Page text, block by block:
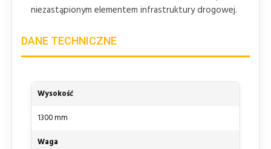
niezastąpionym elementem infrastruktury drogowej.
DANE TECHNICZNE
Wysokość
1300 mm
Waga